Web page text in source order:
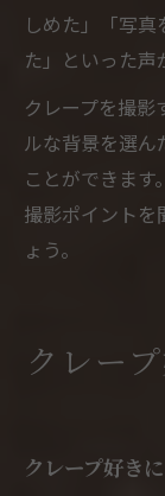
しめた」「写
た」といった声
クレープを撮
ルな背景を選
ことができま
撮影ポイントを
ょう。
クレー
クレープ好き